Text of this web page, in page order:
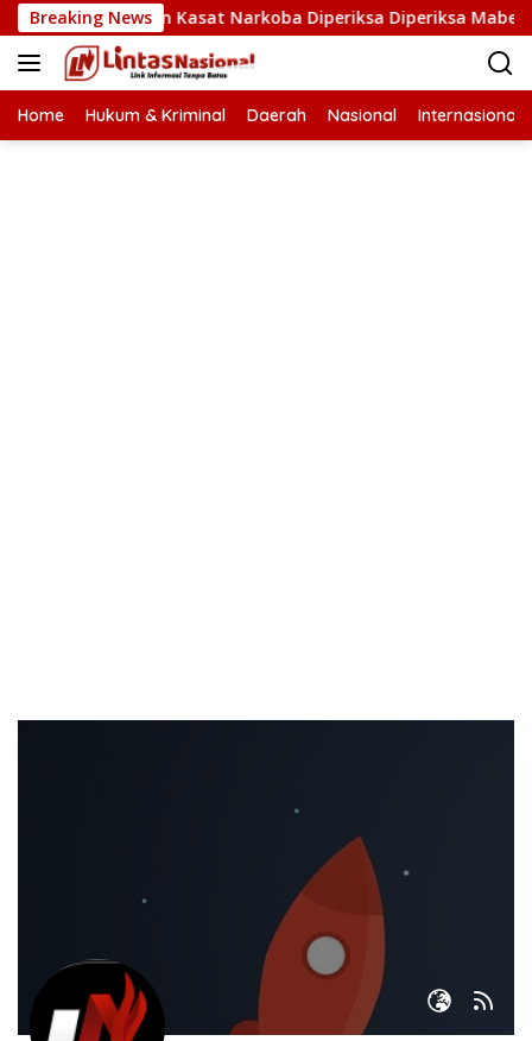
Langsung
ke
konten
Breaking News
Banda Aceh dan Kasat Narkoba Diperiksa Diperiksa Mabes
Home Hukum & Kriminal Daerah Nasional Internasional